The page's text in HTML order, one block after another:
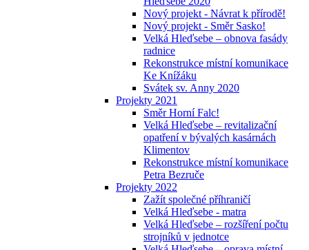
Nový projekt - Návrat k přírodě!
Nový projekt - Směr Sasko!
Velká Hleďsebe – obnova fasády
radnice
Rekonstrukce místní komunikace
Ke Knížáku
Svátek sv. Anny 2020
Projekty 2021
Směr Horní Falc!
Velká Hleďsebe – revitalizační
opatření v bývalých kasárnách
Klimentov
Rekonstrukce místní komunikace
Petra Bezruče
Projekty 2022
Zažít společné příhraničí
Velká Hleďsebe - matra
Velká Hleďsebe – rozšíření počtu
strojníků v jednotce